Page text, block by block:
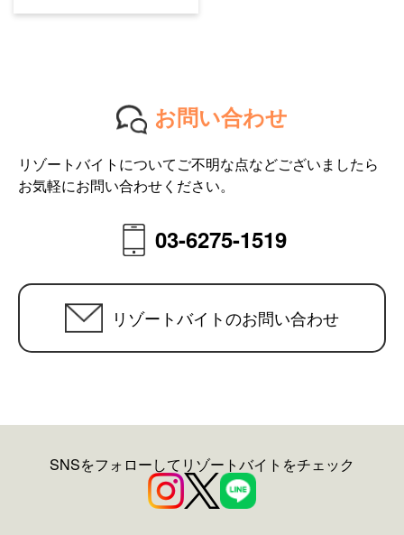
お問い合わせ
リゾートバイトについてご不明な点などございましたら
お気軽にお問い合わせください。
03-6275-1519
リゾートバイトのお問い合わせ
SNSをフォローしてリゾートバイトをチェック